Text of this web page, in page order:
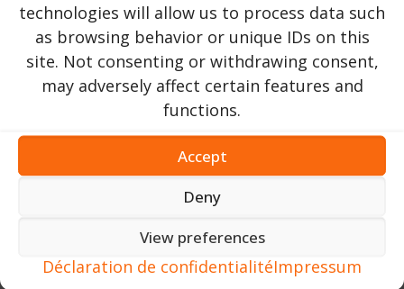
technologies will allow us to process data such
as browsing behavior or unique IDs on this
site. Not consenting or withdrawing consent,
may adversely affect certain features and
functions.
Accept
Deny
View preferences
Déclaration de confidentialitéImpressum
Urlaub in Rumänien sur 16 Octobre 2023
Château de Peles | Comté de Prahova |
près de la ville de Sinaia